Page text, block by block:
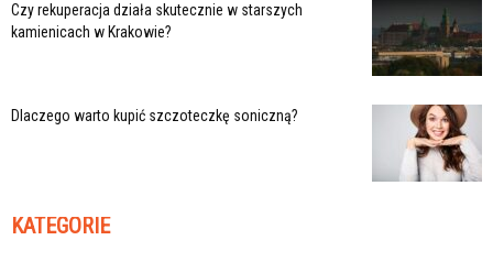
Czy rekuperacja działa skutecznie w starszych
kamienicach w Krakowie?
Dlaczego warto kupić szczoteczkę soniczną?
KATEGORIE